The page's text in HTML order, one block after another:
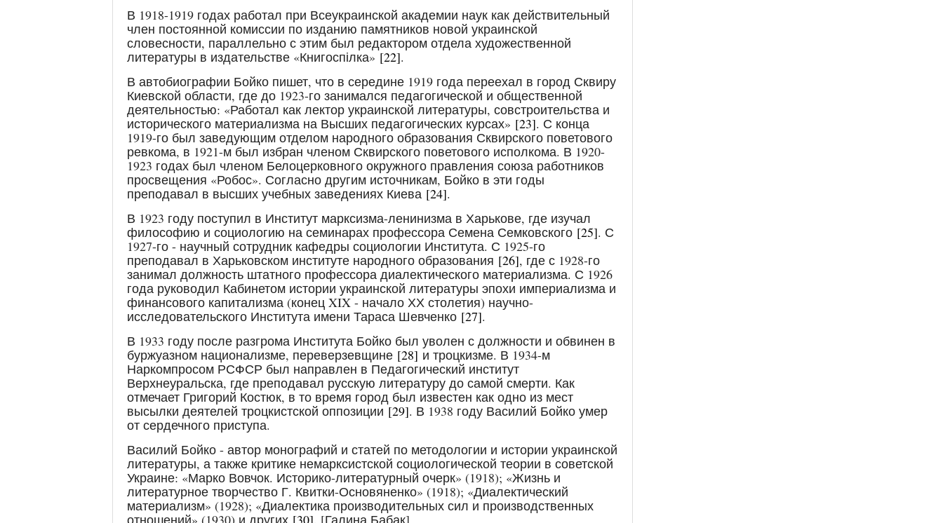
В 1918-1919 годах работал при Всеукраинской академии наук как действительный
член постоянной комиссии по изданию памятников новой украинской
словесности, параллельно с этим был редактором отдела художественной
литературы в издательстве «Книгоспілка» [22].
В автобиографии Бойко пишет, что в середине 1919 года переехал в город Сквиру
Киевской области, где до 1923-го занимался педагогической и общественной
деятельностью: «Работал как лектор украинской литературы, совстроительства и
исторического материализма на Высших педагогических курсах» [23]. С конца
1919-го был заведующим отделом народного образования Сквирского поветового
ревкома, в 1921-м был избран членом Сквирского поветового исполкома. В 1920-
1923 годах был членом Белоцерковного окружного правления союза работников
просвещения «Робос». Согласно другим источникам, Бойко в эти годы
преподавал в высших учебных заведениях Киева [24].
В 1923 году поступил в Институт марксизма-ленинизма в Харькове, где изучал
философию и социологию на семинарах профессора Семена Семковского [25]. С
1927-го - научный сотрудник кафедры социологии Института. С 1925-го
преподавал в Харьковском институте народного образования [26], где с 1928-го
занимал должность штатного профессора диалектического материализма. С 1926
года руководил Кабинетом истории украинской литературы эпохи империализма и
финансового капитализма (конец XIX - начало ХХ столетия) научно-
исследовательского Института имени Тараса Шевченко [27].
В 1933 году после разгрома Института Бойко был уволен с должности и обвинен в
буржуазном национализме, переверзевщине [28] и троцкизме. В 1934-м
Наркомпросом РСФСР был направлен в Педагогический институт
Верхнеуральска, где преподавал русскую литературу до самой смерти. Как
отмечает Григорий Костюк, в то время город был известен как одно из мест
высылки деятелей троцкистской оппозиции [29]. В 1938 году Василий Бойко умер
от сердечного приступа.
Василий Бойко - автор монографий и статей по методологии и истории украинской
литературы, а также критике немарксистской социологической теории в советской
Украине: «Марко Вовчок. Историко-литературный очерк» (1918); «Жизнь и
литературное творчество Г. Квитки-Основяненко» (1918); «Диалектический
материализм» (1928); «Диалектика производительных сил и производственных
отношений» (1930) и других [30]. [Галина Бабак]